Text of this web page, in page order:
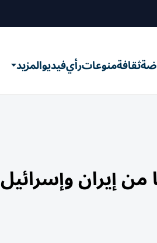
ثقافةمنوعاترأيفيديوالمزيد
من إيران وإسرائيل